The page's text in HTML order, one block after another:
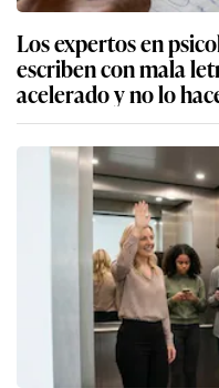
Los expertos en
escriben con mala
acelerado y no lo